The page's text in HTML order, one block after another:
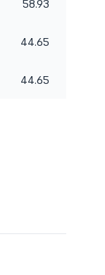
58.93
44.65
44.65